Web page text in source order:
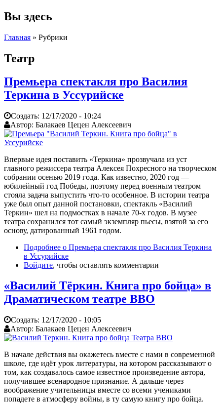
Вы здесь
Главная » Рубрики
Театр
Премьера спектакля про Василия
Теркина в Уссурийске
Создать: 12/17/2020 - 10:24
Автор: Балакаев Цецен Алексеевич
Впервые идея поставить «Теркина» прозвучала из уст
главного режиссера театра Алексея Похресного на творческом
собрании осенью 2019 года. Как известно, 2020 год —
юбилейный год Победы, поэтому перед военным театром
стояла задача выпустить что-то особенное. В истории театра
уже был опыт данной постановки, спектакль «Василий
Теркин» шел на подмостках в начале 70-х годов. В музее
театра сохранился тот самый экземпляр пьесы, взятой за его
основу, датированный 1961 годом.
Подробнее о Премьера спектакля про Василия Теркина
в Уссурийске
Войдите, чтобы оставлять комментарии
«Василий Тёркин. Книга про бойца» в
Драматическом театре ВВО
Создать: 12/17/2020 - 10:05
Автор: Балакаев Цецен Алексеевич
В начале действия вы окажетесь вместе с нами в современной
школе, где идёт урок литературы, на котором рассказывают о
том, как создавалось самое известное произведение автора,
получившее всенародное признание. А дальше через
воображение учительницы вместе со всеми учениками
попадете в атмосферу войны, в ту самую книгу про бойца.